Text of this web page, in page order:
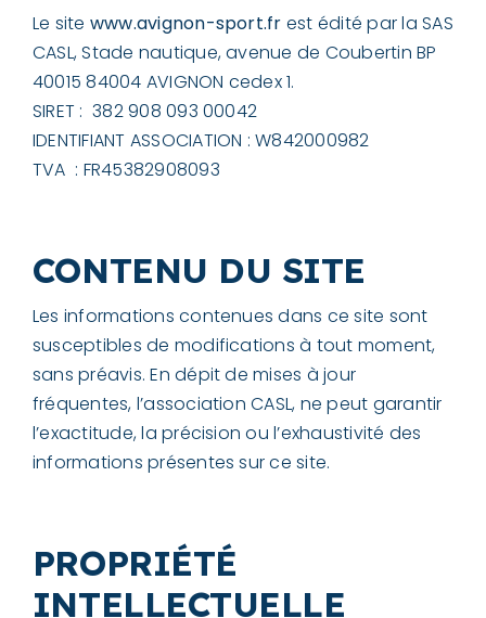
Le site www.avignon-sport.fr est édité par la SAS
CASL, Stade nautique, avenue de Coubertin BP
40015 84004 AVIGNON cedex 1.
SIRET : 382 908 093 00042
IDENTIFIANT ASSOCIATION : W842000982
TVA : FR45382908093
CONTENU DU SITE
Les informations contenues dans ce site sont
susceptibles de modifications à tout moment,
sans préavis. En dépit de mises à jour
fréquentes, l’association CASL, ne peut garantir
l’exactitude, la précision ou l’exhaustivité des
informations présentes sur ce site.
PROPRIÉTÉ
INTELLECTUELLE